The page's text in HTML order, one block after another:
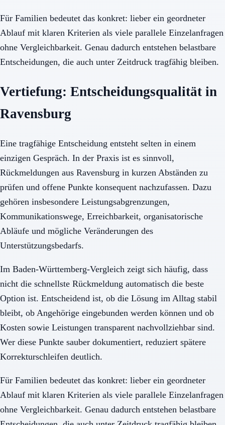
Für Familien bedeutet das konkret: lieber ein geordneter
Ablauf mit klaren Kriterien als viele parallele Einzelanfragen
ohne Vergleichbarkeit. Genau dadurch entstehen belastbare
Entscheidungen, die auch unter Zeitdruck tragfähig bleiben.
Vertiefung: Entscheidungsqualität in
Ravensburg
Eine tragfähige Entscheidung entsteht selten in einem
einzigen Gespräch. In der Praxis ist es sinnvoll,
Rückmeldungen aus Ravensburg in kurzen Abständen zu
prüfen und offene Punkte konsequent nachzufassen. Dazu
gehören insbesondere Leistungsabgrenzungen,
Kommunikationswege, Erreichbarkeit, organisatorische
Abläufe und mögliche Veränderungen des
Unterstützungsbedarfs.
Im Baden-Württemberg-Vergleich zeigt sich häufig, dass
nicht die schnellste Rückmeldung automatisch die beste
Option ist. Entscheidend ist, ob die Lösung im Alltag stabil
bleibt, ob Angehörige eingebunden werden können und ob
Kosten sowie Leistungen transparent nachvollziehbar sind.
Wer diese Punkte sauber dokumentiert, reduziert spätere
Korrekturschleifen deutlich.
Für Familien bedeutet das konkret: lieber ein geordneter
Ablauf mit klaren Kriterien als viele parallele Einzelanfragen
ohne Vergleichbarkeit. Genau dadurch entstehen belastbare